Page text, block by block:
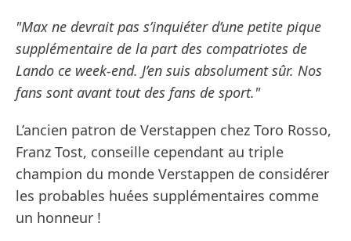
"Max ne devrait pas s’inquiéter d’une petite pique
supplémentaire de la part des compatriotes de
Lando ce week-end. J’en suis absolument sûr. Nos
fans sont avant tout des fans de sport."
L’ancien patron de Verstappen chez Toro Rosso,
Franz Tost, conseille cependant au triple
champion du monde Verstappen de considérer
les probables huées supplémentaires comme
un honneur !